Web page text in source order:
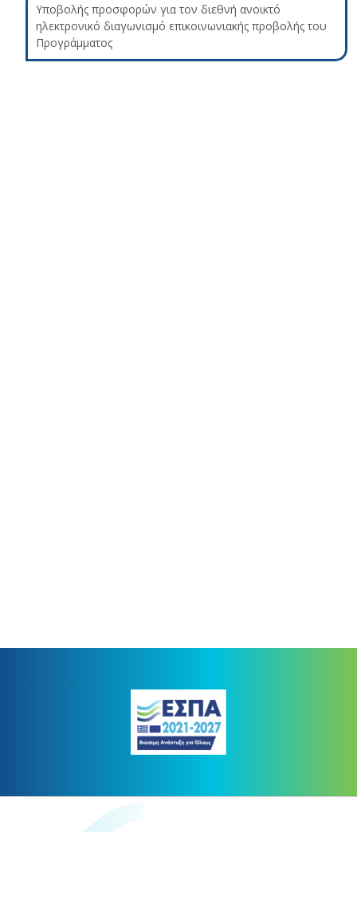
Υποβολής προσφορών για τον διεθνή ανοικτό
ηλεκτρονικό διαγωνισμό επικοινωνιακής προβολής του
Προγράμματος